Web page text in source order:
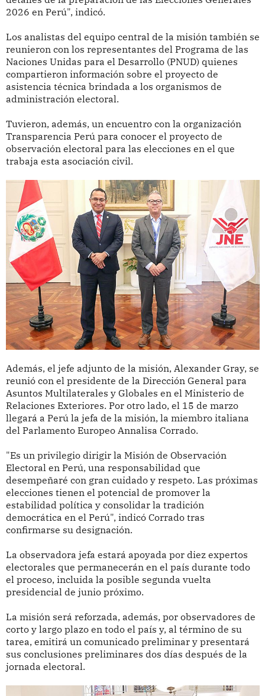
2026 en Perú", indicó.
Los analistas del equipo central de la misión también se
reunieron con los representantes del Programa de las
Naciones Unidas para el Desarrollo (PNUD) quienes
compartieron información sobre el proyecto de
asistencia técnica brindada a los organismos de
administración electoral.
Tuvieron, además, un encuentro con la organización
Transparencia Perú para conocer el proyecto de
observación electoral para las elecciones en el que
trabaja esta asociación civil.
Además, el jefe adjunto de la misión, Alexander Gray, se
reunió con el presidente de la Dirección General para
Asuntos Multilaterales y Globales en el Ministerio de
Relaciones Exteriores. Por otro lado, el 15 de marzo
llegará a Perú la jefa de la misión, la miembro italiana
del Parlamento Europeo Annalisa Corrado.
"Es un privilegio dirigir la Misión de Observación
Electoral en Perú, una responsabilidad que
desempeñaré con gran cuidado y respeto. Las próximas
elecciones tienen el potencial de promover la
estabilidad política y consolidar la tradición
democrática en el Perú", indicó Corrado tras
confirmarse su designación.
La observadora jefa estará apoyada por diez expertos
electorales que permanecerán en el país durante todo
el proceso, incluida la posible segunda vuelta
presidencial de junio próximo.
La misión será reforzada, además, por observadores de
corto y largo plazo en todo el país y, al término de su
tarea, emitirá un comunicado preliminar y presentará
sus conclusiones preliminares dos días después de la
jornada electoral.